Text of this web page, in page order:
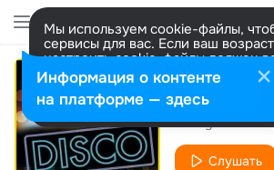
Мы используем cookie-файлы,
сервисы для вас. Если ваш
настроить cookie-файлы должен
представитель. Больше
Разрешить все Настроить
Modern
Sandy Marton
Слушать
Информация о контенте
на платформе — здесь